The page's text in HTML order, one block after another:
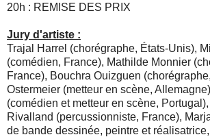
20h : REMISE DES PRIX
Jury d'artiste :
Trajal Harrel (chorégraphe, États-Unis),
(comédien, France), Mathilde Monnier
France), Bouchra Ouizguen
Ostermeier (metteur en scène,
(comédien et metteur en scène,
Rivalland (percussionniste, France),
de bande dessinée, peintre et